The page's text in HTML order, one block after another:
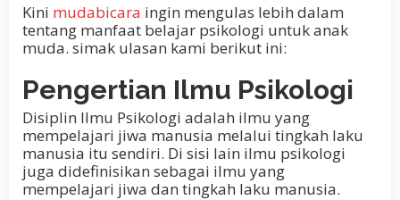
Kini mudabicara ingin mengulas lebih dalam
tentang manfaat belajar psikologi untuk anak
muda. simak ulasan kami berikut ini:
Pengertian Ilmu Psikologi
Disiplin Ilmu Psikologi adalah ilmu yang
mempelajari jiwa manusia melalui tingkah laku
manusia itu sendiri. Di sisi lain ilmu psikologi
juga didefinisikan sebagai ilmu yang
mempelajari jiwa dan tingkah laku manusia.